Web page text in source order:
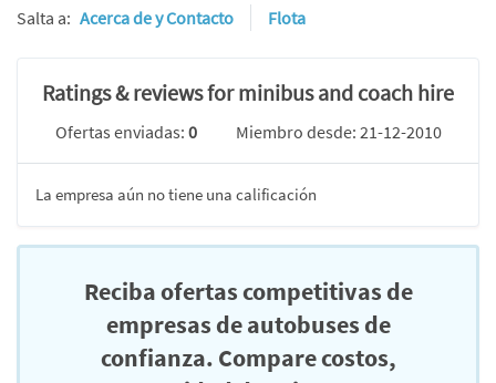
Salta a: Acerca de y Contacto Flota
Ratings & reviews for minibus and coach hire
Ofertas enviadas: 0 Miembro desde: 21-12-2010
La empresa aún no tiene una calificación
Reciba ofertas competitivas de
empresas de autobuses de
confianza. Compare costos,